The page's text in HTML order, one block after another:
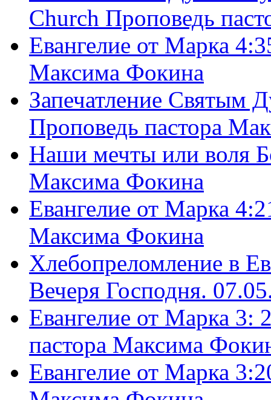
Church Проповедь
Евангелие от Марка
Максима Фокина
Запечатление Святым
Проповедь пастора
Наши мечты или воля
Максима Фокина
Евангелие от Марка
Максима Фокина
Хлебопреломление в
Вечеря Господня.
Евангелие от Марка 3:
пастора Максима
Евангелие от Марка